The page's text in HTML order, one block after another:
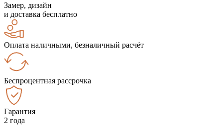
Замер, дизайн
и доставка бесплатно
Оплата наличными, безналичный расчёт
Беспроцентная рассрочка
Гарантия
2 года